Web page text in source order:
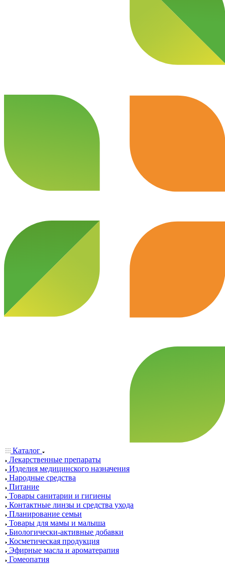
Каталог
Лекарственные препараты
Изделия медицинского назначения
Народные средства
Питание
Товары санитарии и гигиены
Контактные линзы и средства ухода
Планирование семьи
Товары для мамы и малыша
Биологически-активные добавки
Косметическая продукция
Эфирные масла и ароматерапия
Гомеопатия